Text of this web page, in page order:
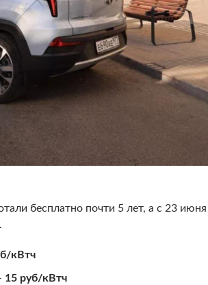
бесплатно почти 5 лет, а с 23
кВтч
15 руб/кВтч